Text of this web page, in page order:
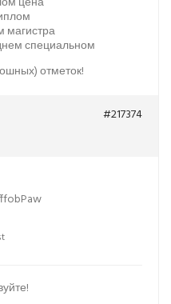
магистра
специальном
отметок!
#217374